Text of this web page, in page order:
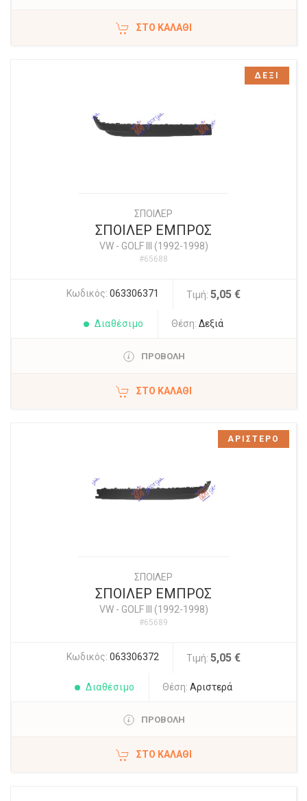
ΣΤΟ ΚΑΛΆΘΙ
ΣΠΟΙΛΕΡ
ΣΠΟΙΛΕΡ ΕΜΠΡΟΣ
VW- GOLF III (1992-1998)
#65688
Κωδικός: 063306371 Τιμή: 5,05 €
Διαθέσιμο Θέση: Δεξιά
ΠΡΟΒΟΛΗ
ΣΤΟ ΚΑΛΆΘΙ
ΔΕΞΙ
ΣΠΟΙΛΕΡ
ΣΠΟΙΛΕΡ ΕΜΠΡΟΣ
VW- GOLF III (1992-1998)
#65689
Κωδικός: 063306372 Τιμή: 5,05 €
Διαθέσιμο Θέση: Αριστερά
ΠΡΟΒΟΛΗ
ΣΤΟ ΚΑΛΆΘΙ
ΑΡΙΣΤΕΡΟ